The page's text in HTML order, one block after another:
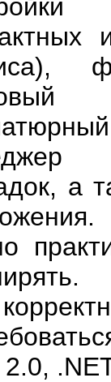
а
2.0,